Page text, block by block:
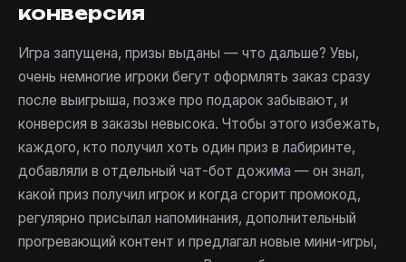
конверсия
Игра запущена, призы выданы — что дальше? Увы,
очень немногие игроки бегут оформлять заказ сразу
после выигрыша, позже про подарок забывают, и
конверсия в заказы невысока. Чтобы этого избежать,
каждого, кто получил хоть один приз в лабиринте,
добавляли в отдельный чат-бот дожима — он знал,
какой приз получил игрок и когда сгорит промокод,
регулярно присылал напоминания, дополнительный
прогревающий контент и предлагал новые мини-игры,